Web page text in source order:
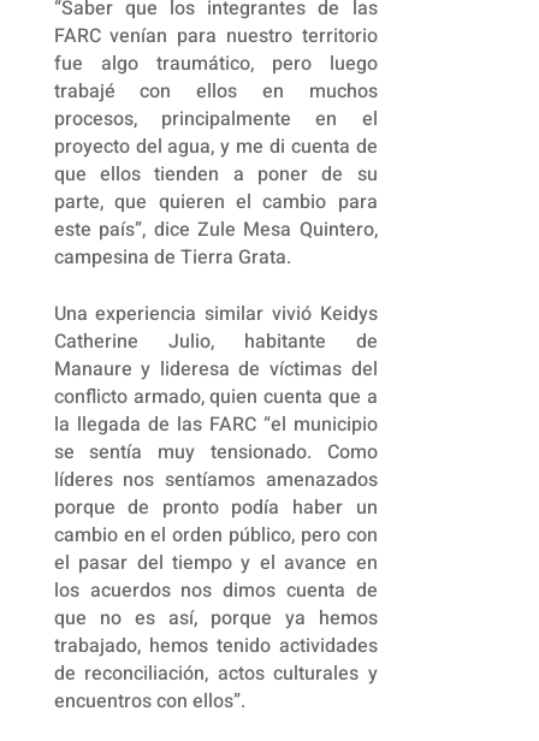
“Saber que los integrantes de las
FARC venían para nuestro territorio
fue algo traumático, pero luego
trabajé con ellos en muchos
procesos, principalmente en el
proyecto del agua, y me di cuenta de
que ellos tienden a poner de su
parte, que quieren el cambio para
este país”, dice Zule Mesa Quintero,
campesina de Tierra Grata.
Una experiencia similar vivió Keidys
Catherine Julio, habitante de
Manaure y lideresa de víctimas del
conflicto armado, quien cuenta que a
la llegada de las FARC “el municipio
se sentía muy tensionado. Como
líderes nos sentíamos amenazados
porque de pronto podía haber un
cambio en el orden público, pero con
el pasar del tiempo y el avance en
los acuerdos nos dimos cuenta de
que no es así, porque ya hemos
trabajado, hemos tenido actividades
de reconciliación, actos culturales y
encuentros con ellos”.